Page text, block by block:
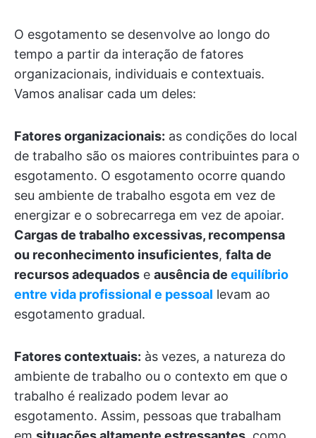
O esgotamento se desenvolve ao longo do
tempo a partir da interação de fatores
organizacionais, individuais e contextuais.
Vamos analisar cada um deles:
Fatores organizacionais: as condições do local
de trabalho são os maiores contribuintes para o
esgotamento. O esgotamento ocorre quando
seu ambiente de trabalho esgota em vez de
energizar e o sobrecarrega em vez de apoiar.
Cargas de trabalho excessivas, recompensa
ou reconhecimento insuficientes, falta de
recursos adequados e ausência de equilíbrio
entre vida profissional e pessoal levam ao
esgotamento gradual.
Fatores contextuais: às vezes, a natureza do
ambiente de trabalho ou o contexto em que o
trabalho é realizado podem levar ao
esgotamento. Assim, pessoas que trabalham